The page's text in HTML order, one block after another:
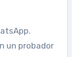
un probador